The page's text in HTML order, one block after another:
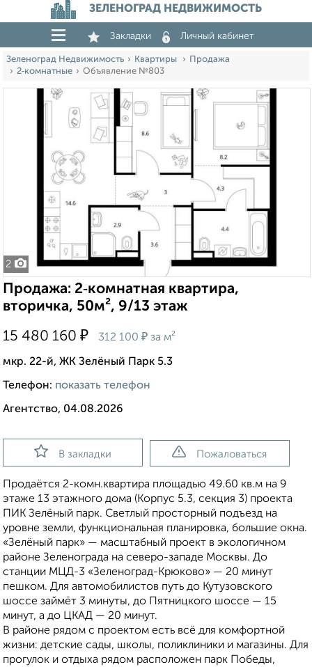
ЗЕЛЕНОГРАД НЕДВИЖИМОСТЬ
Закладки Личный кабинет
Зеленоград Недвижимость Квартиры
Продажа
2‑комнатные
Объявление №803
2
Продажа: 2‑комнатная квартира,
вторичка, 50м², 9/13 этаж
15 480 160 ₽ 312 100 ₽ за м²
мкр. 22-й, ЖК Зелёный Парк 5.3
Телефон: показать телефон
Агентство, 04.08.2026
В закладки Пожаловаться
Продаётся 2-комн.квартира площадью 49.60 кв.м на 9
этаже 13 этажного дома (Корпус 5.3, секция 3) проекта
ПИК Зелёный парк. Светлый просторный подъезд на
уровне земли, функциональная планировка, большие окна.
«Зелёный парк» — масштабный проект в экологичном
районе Зеленограда на северо-западе Москвы. До
станции МЦД-3 «Зеленоград-Крюково» — 20 минут
пешком. Для автомобилистов путь до Кутузовского
шоссе займёт 3 минуты, до Пятницкого шоссе — 15
минут, а до ЦКАД — 20 минут.
В районе рядом с проектом есть всё для комфортной
жизни: детские сады, школы, поликлиники и магазины. Для
прогулок и отдыха рядом расположен парк Победы,